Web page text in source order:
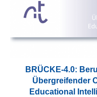
BRÜCKE-4.0:
Übergreifender
Educational